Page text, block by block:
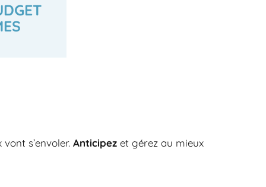
s’envoler. Anticipez et gérez au mieux